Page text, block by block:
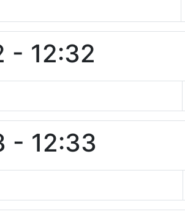
- 12:32
- 12:33